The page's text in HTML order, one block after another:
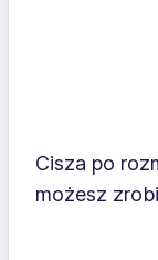
Cisza po
możesz